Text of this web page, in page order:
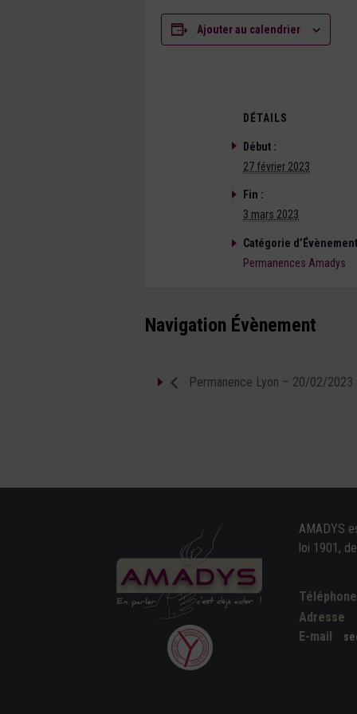
Ajouter au calendrier
DÉTAILS
Début :
27 février 2023
Fin :
3 mars 2023
Catégorie
Permanences Amadys
Navigation Évènement
Permanence Lyon – 20/02/2023
AMADYS
loi 1901,
Adresse
E-mail